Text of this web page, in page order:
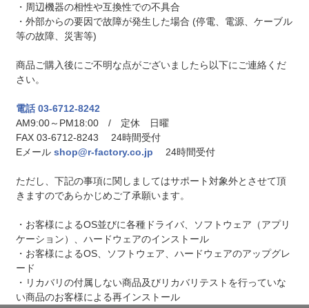
・周辺機器の相性や互換性での不具合
・外部からの要因で故障が発生した場合 (停電、電源、ケーブル
等の故障、災害等)
商品ご購入後にご不明な点がございましたら以下にご連絡くだ
さい。
電話 03-6712-8242
AM9:00～PM18:00 / 定休 日曜
FAX 03-6712-8243 24時間受付
Eメール shop@r-factory.co.jp 24時間受付
ただし、下記の事項に関しましてはサポート対象外とさせて頂
きますのであらかじめご了承願います。
・お客様によるOS並びに各種ドライバ、ソフトウェア（アプリ
ケーション）、ハードウェアのインストール
・お客様によるOS、ソフトウェア、ハードウェアのアップグレ
ード
・リカバリの付属しない商品及びリカバリテストを行っていな
い商品のお客様による再インストール